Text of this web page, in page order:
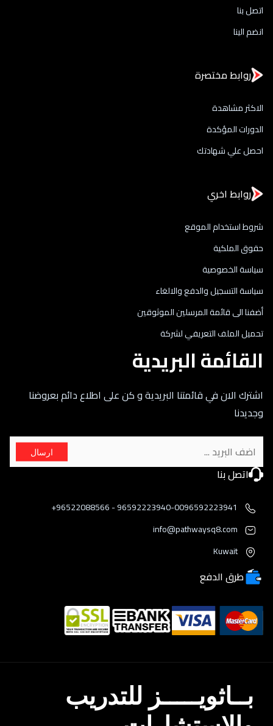
اتصل بنا
انضم الينا
روابط مختصرة
الاكثر مشاهدة
الدورات المؤكدة
احصل علي شهادتك
روابط اخري
شروط استخدام الموقع
حقوق الملكية
سياسة الخصوصية
سياسة التسجيل والدفع والالغاء
أضفنا الى قائمة المرسلين الموثوقين
تحميل الملف التعريفي لشركة
القائمة البريدية
اشترك الان في قائمتنا البريدية و كن على اطلاع دائم بعروضنا
وجديدنا
ارسال
اتصل بنا
96592223940-0096592223941 - 96522088566+
info@pathwaysq8.com
Kuwait
طرق الدفع
بــاثويـــــز للتدريب